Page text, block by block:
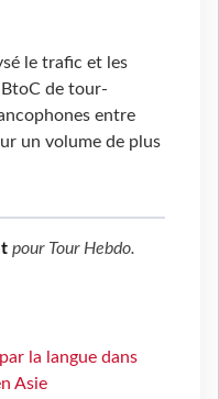
le trafic et les
de tour-
entre
un volume de plus
pour Tour Hebdo.
la langue dans
Asie